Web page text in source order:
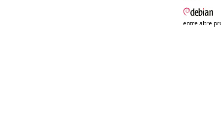
entre altre